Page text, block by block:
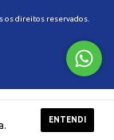
ENTENDI
os direitos reservados.